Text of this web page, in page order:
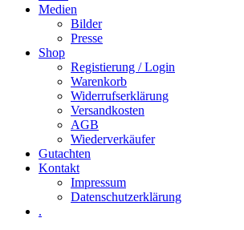
Medien
Bilder
Presse
Shop
Registierung / Login
Warenkorb
Widerrufserklärung
Versandkosten
AGB
Wiederverkäufer
Gutachten
Kontakt
Impressum
Datenschutzerklärung
.